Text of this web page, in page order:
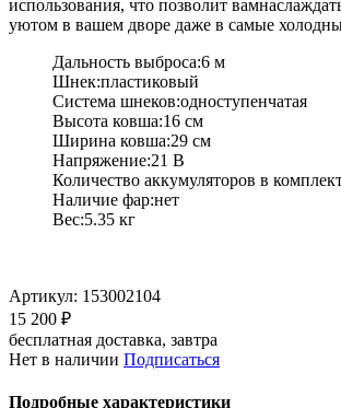
использования, что позволит
уютом в вашем дворе даже в самые
Дальность выброса:6 м
Шнек:пластиковый
Система шнеков:одноступенчатая
Высота ковша:16 см
Ширина ковша:29 см
Напряжение:21 В
Количество аккумуляторов в
Наличие фар:нет
Вес:5.35 кг
Артикул: 153002104
15 200 ₽
бесплатная доставка, завтра
Нет в наличии Подписаться
Подробные характеристики